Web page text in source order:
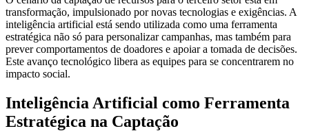
transformação, impulsionado por novas tecnologias e exigências. A
inteligência artificial está sendo utilizada como uma ferramenta
estratégica não só para personalizar campanhas, mas também para
prever comportamentos de doadores e apoiar a tomada de decisões.
Este avanço tecnológico libera as equipes para se concentrarem no
impacto social.
Inteligência Artificial como Ferramenta
Estratégica na Captação